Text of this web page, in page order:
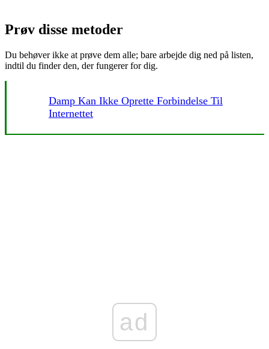
Prøv disse metoder
Du behøver ikke at prøve dem alle; bare arbejde dig ned på listen,
indtil du finder den, der fungerer for dig.
Damp Kan Ikke Oprette Forbindelse Til
Internettet
ad